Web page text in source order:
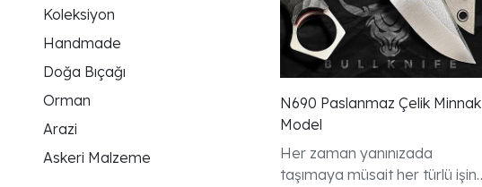
Koleksiyon
Handmade
Doğa Bıçağı
Orman
Arazi
Askeri Malzeme
N690 Paslanmaz Çelik Minnak
Model
Her zaman yanınızada
taşımaya müsait her türlü işin